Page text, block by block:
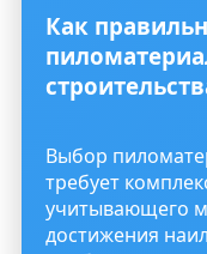
Как
Выбор
требует
учитывающего
достижения